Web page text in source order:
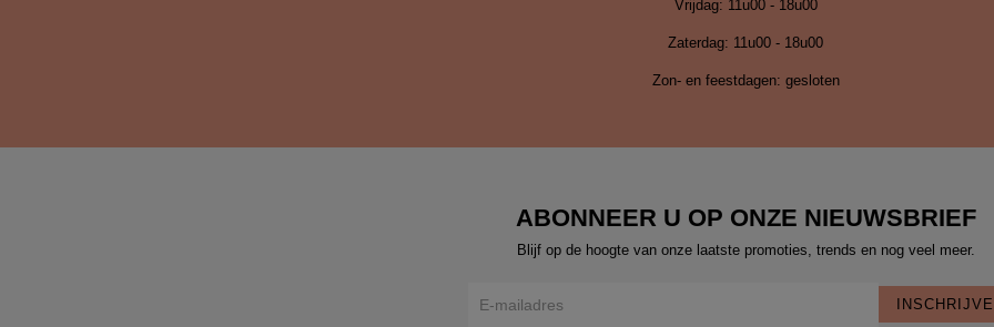
ABONNEER U OP ONZE NIEUWSBRIEF
Algemene voorwaarden